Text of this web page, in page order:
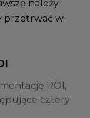
należy
przetrwać w
ROI,
cztery